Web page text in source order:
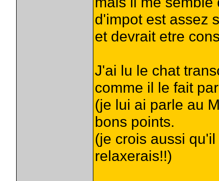
d'impot est assez
et devrait etre
J'ai lu le chat
comme il le fait
(je lui ai parle au
bons points.
(je crois aussi
relaxerais!!)